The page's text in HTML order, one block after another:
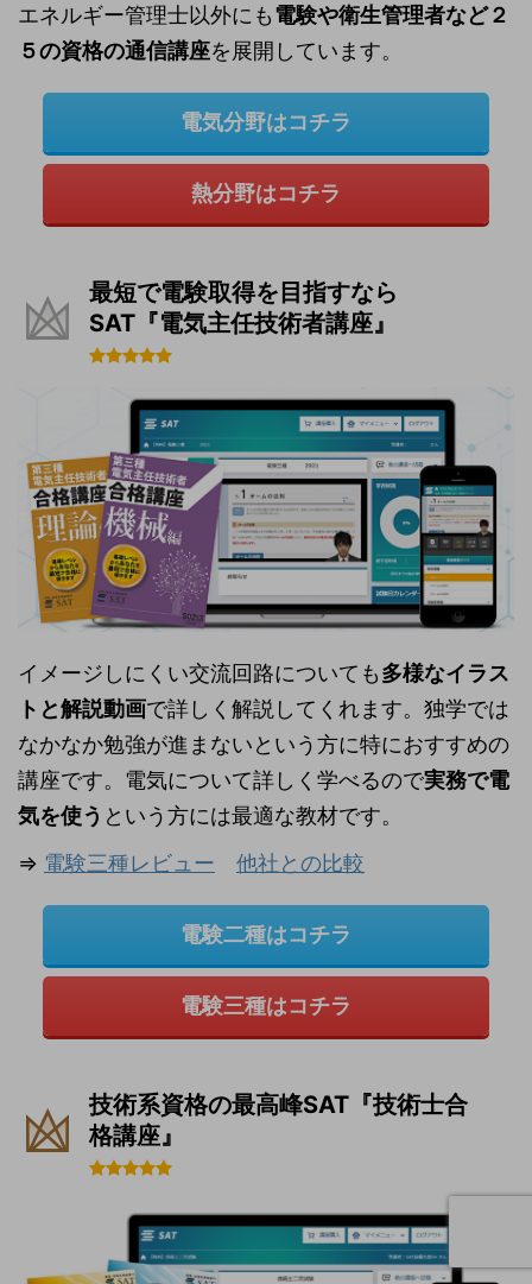
エネルギー管理士以外にも電験や衛生管理者など２
５の資格の通信講座を展開しています。
電気分野はコチラ
熱分野はコチラ
最短で電験取得を目指すなら
SAT『電気主任技術者講座』
イメージしにくい交流回路についても多様なイラス
トと解説動画で詳しく解説してくれます。独学では
なかなか勉強が進まないという方に特におすすめの
講座です。電気について詳しく学べるので実務で電
気を使う という方には最適な教材です。
⇒ 電験三種レビュー 他社との比較
電験二種はコチラ
電験三種はコチラ
技術系資格の最高峰SAT『技術士合
格講座』